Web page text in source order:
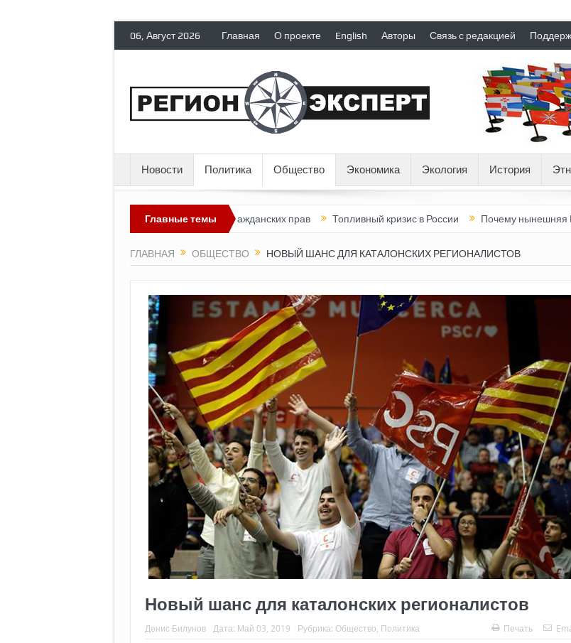
06, Август 2026 Главная О проекте English Авторы Связь с редакцией
Новости Политика Общество Экономика Экология История
Главные темы
лишает политических эмигрантов гражданских прав Топливный кризис в России Почему нынешняя Россия
ГЛАВНАЯ ОБЩЕСТВО НОВЫЙ ШАНС ДЛЯ КАТАЛОНСКИХ РЕГИОНАЛИСТОВ
Новый шанс для каталонских регионалистов
Денис Билунов Дата: Май 03, 2019 Рубрика: Общество Политика Печать